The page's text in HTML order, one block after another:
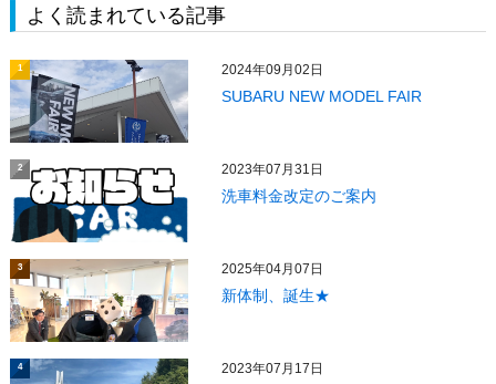
よく読まれている記事
1 2024年09月02日
SUBARU NEW MODEL FAIR
2 2023年07月31日
洗車料金改定のご案内
3 2025年04月07日
新体制、誕生★
4 2023年07月17日